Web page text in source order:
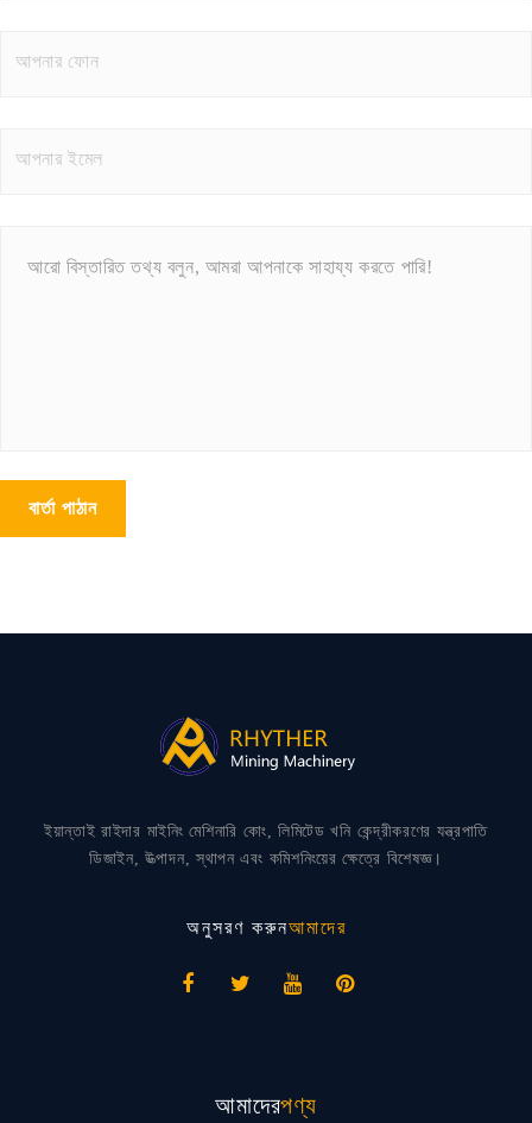
বার্তা পাঠান
ইয়ান্তাই রাইদার মাইনিং মেশিনারি কোং, লিমিটেড খনি কেন্দ্রীকরণের যন্ত্রপাতি
ডিজাইন, উত্পাদন, স্থাপন এবং কমিশনিংয়ের ক্ষেত্রে বিশেষজ্ঞ।
অনুসরণ করুনআমাদের
আমাদেরপণ্য